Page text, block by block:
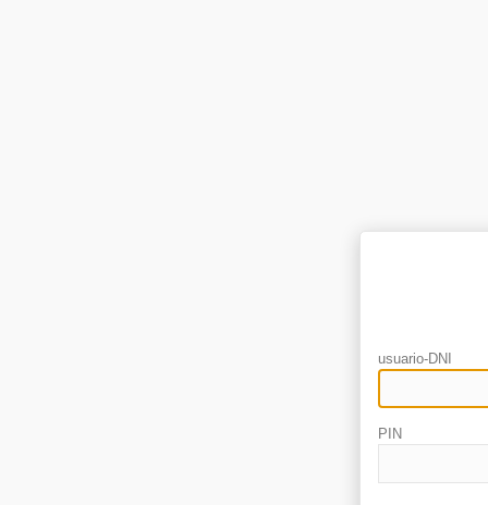
usuario-DNI
PIN